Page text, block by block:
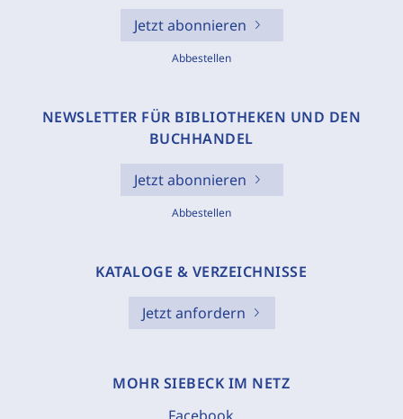
Jetzt abonnieren
Abbestellen
NEWSLETTER FÜR BIBLIOTHEKEN UND DEN
BUCHHANDEL
Jetzt abonnieren
Abbestellen
KATALOGE & VERZEICHNISSE
Jetzt anfordern
MOHR SIEBECK IM NETZ